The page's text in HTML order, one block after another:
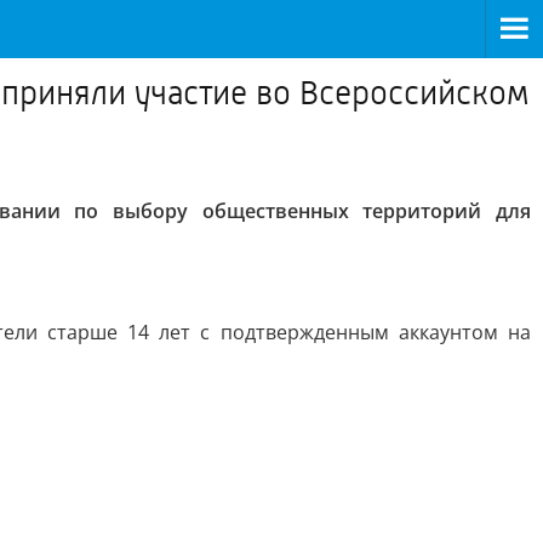
участие во Всероссийском
по выбору общественных территорий для
старше 14 лет с подтвержденным аккаунтом на